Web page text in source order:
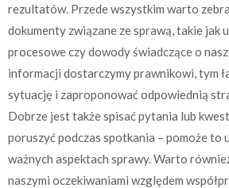
rezultatów. Przede wszystkim warto
dokumenty związane ze sprawą, takie jak
procesowe czy dowody świadczące o
informacji dostarczymy prawnikowi, tym
sytuację i zaproponować odpowiednią
Dobrze jest także spisać pytania lub
poruszyć podczas spotkania – pomoże to
ważnych aspektach sprawy. Warto
naszymi oczekiwaniami względem